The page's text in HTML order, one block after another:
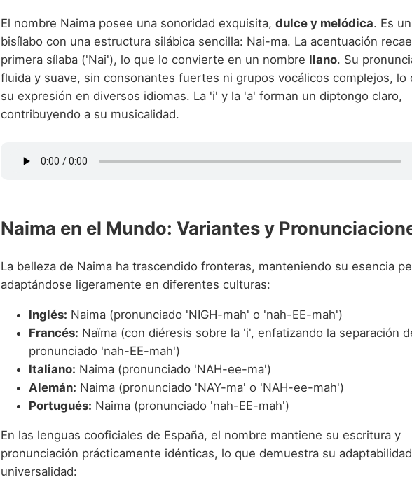
El nombre Naima posee una sonoridad exquisita, dulce y melódica. Es
bisílabo con una estructura silábica sencilla: Nai-ma. La acentuación
primera sílaba ('Nai'), lo que lo convierte en un nombre llano. Su
fluida y suave, sin consonantes fuertes ni grupos vocálicos complejos, lo
su expresión en diversos idiomas. La 'i' y la 'a' forman un diptongo claro,
contribuyendo a su musicalidad.
Naima en el Mundo: Variantes y
La belleza de Naima ha trascendido fronteras, manteniendo su esencia
adaptándose ligeramente en diferentes culturas:
Inglés: Naima (pronunciado 'NIGH-mah' o 'nah-EE-mah')
Francés: Naïma (con diéresis sobre la 'i', enfatizando la separación
pronunciado 'nah-EE-mah')
Italiano: Naima (pronunciado 'NAH-ee-ma')
Alemán: Naima (pronunciado 'NAY-ma' o 'NAH-ee-mah')
Portugués: Naima (pronunciado 'nah-EE-mah')
En las lenguas cooficiales de España, el nombre mantiene su escritura y
pronunciación prácticamente idénticas, lo que demuestra su
universalidad: